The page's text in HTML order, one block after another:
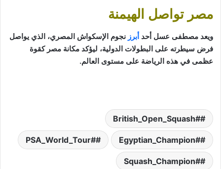
مصر تواصل الهيمنة
ويعد مصطفى عسل أحد أبرز نجوم الإسكواش المصري، الذي يواصل
فرض سيطرته على البطولات الدولية، ليؤكد مكانة مصر كقوة
عظمى في هذه الرياضة على مستوى العالم.
#British_Open_Squash
#Egyptian_Champion
#PSA_World_Tour
#Squash_Champion